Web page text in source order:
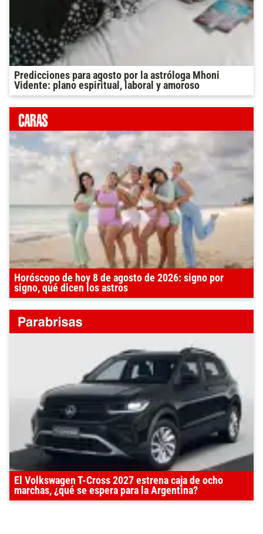
Predicciones para agosto por la astróloga Mhoni
Vidente: plano espiritual, laboral y amoroso
Horóscopo de hoy 8 de agosto de 2026: signo por
signo, qué dicen los astros
El Volkswagen T-Cross 2027 estrena caja de ocho
marchas, ¿qué se espera para la Argentina?